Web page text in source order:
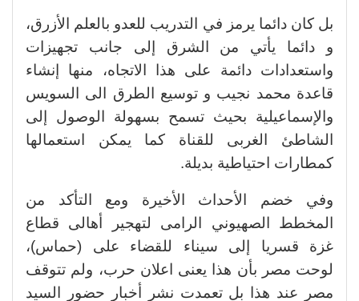
بل كان دائما يرمز في التدريب للعدو بالعلم الأزرق،
و دائما يأتي من الشرق إلى جانب تجهيزات
واستعدادات دائمة على هذا الاتجاه، منها إنشاء
قاعدة محمد نجيب و توسيع الطرق الى السويس
والإسماعيلية بحيث تسمح بسهولة الوصول إلى
الشاطئ الغربى للقناة كما يمكن استعمالها
كمطارات احتياطية بديلة.
وفي خضم الأحداث الأخيرة ومع التأكد من
المخطط الصهيوني الرامى لتهجير أهالى قطاع
غزة قسريا إلى سيناء للقضاء على (حماس)،
لوحت مصر بأن هذا يعنى اعلان حرب، ولم تتوقف
مصر عند هذا بل تعمدت نشر أخبار حضور السيد